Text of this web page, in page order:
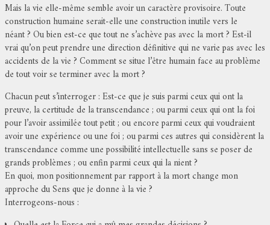
Mais la vie elle-même semble avoir un caractère provisoire. Toute
construction humaine serait-elle une construction inutile vers le
néant ? Ou bien est-ce que tout ne s’achève pas avec la mort ? Est-il
vrai qu’on peut prendre une direction définitive qui ne varie pas avec les
accidents de la vie ? Comment se situe l’être humain face au problème
de tout voir se terminer avec la mort ?
Chacun peut s’interroger : Est-ce que je suis parmi ceux qui ont la
preuve, la certitude de la transcendance ; ou parmi ceux qui ont la foi
pour l’avoir assimilée tout petit ; ou encore parmi ceux qui voudraient
avoir une expérience ou une foi ; ou parmi ces autres qui considèrent la
transcendance comme une possibilité intellectuelle sans se poser de
grands problèmes ; ou enfin parmi ceux qui la nient ?
En quoi, mon positionnement par rapport à la mort change mon
approche du Sens que je donne à la vie ?
Interrogeons-nous :